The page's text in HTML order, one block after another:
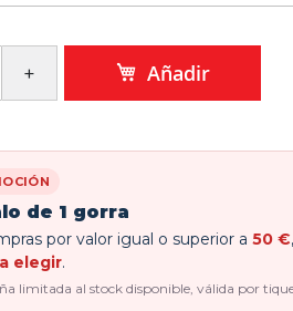
Añadir
de 1 gorra
por valor igual o superior a 50 €
elegir.
limitada al stock disponible, válida por